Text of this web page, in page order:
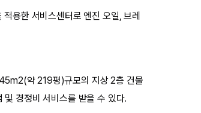
용한 서비스센터로 엔진 오일, 브레
약 219평)규모의 지상 2층 건물
경정비 서비스를 받을 수 있다.